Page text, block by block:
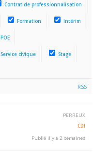
Contrat de professionnalisation
Formation Intérim
POE
Service civique Stage
RSS
PERREUX
CDI
Publié il y a 2 semaines